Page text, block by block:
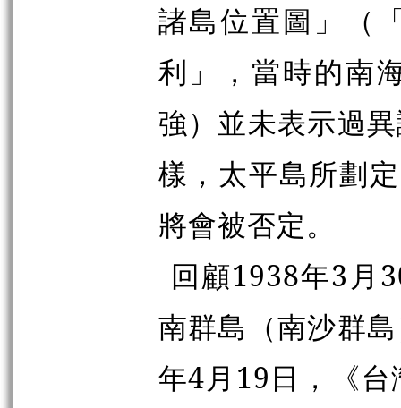
諸島位置圖」（
利」，當時的南
強）並未表示過
樣，太平島所劃
將會被否定。
回顧1938年3月
南群島（南沙群
年4月19日，《